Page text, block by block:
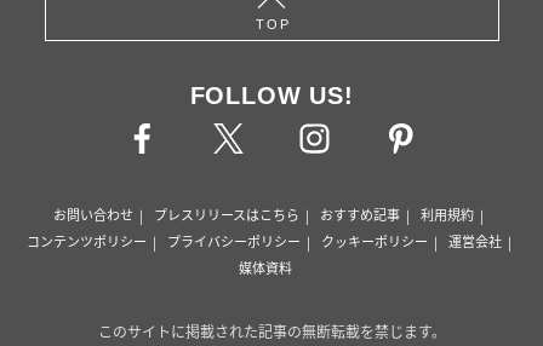
TOP
FOLLOW US!
お問い合わせ プレスリリースはこちら おすすめ記事
利用規約
コンテンツポリシー
プライバシーポリシー クッキーポリシー
運営会社
媒体資料
このサイトに掲載された記事の無断転載を禁じます。